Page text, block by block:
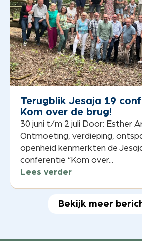
Terugblik Jesaja 19
Kom over de brug!
30 juni t/m 2 juli Door: Esther
Ontmoeting, verdieping,
openheid kenmerkten de
conferentie “Kom over...
Lees verder
Bekijk meer